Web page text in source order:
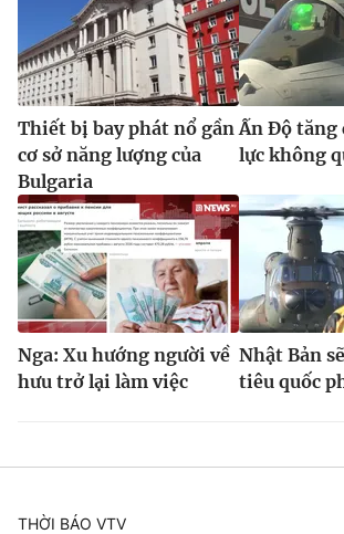
Thiết bị bay phát nổ gần
cơ sở năng lượng của
Bulgaria
Ấn Độ tăng
lực không
Nga: Xu hướng người về
hưu trở lại làm việc
Nhật Bản
tiêu quốc
THỜI BÁO VTV